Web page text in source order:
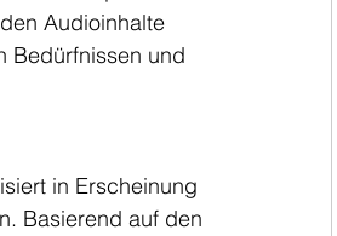
Audioinhalte
Bedürfnissen und
in Erscheinung
Basierend auf den